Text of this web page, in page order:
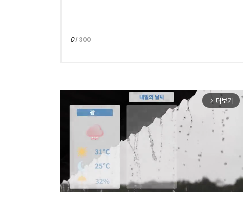
0/ 300
arrow_forward_ios 더보기